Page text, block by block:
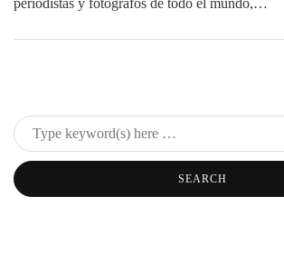
periodistas y fotógrafos de todo el mundo,…